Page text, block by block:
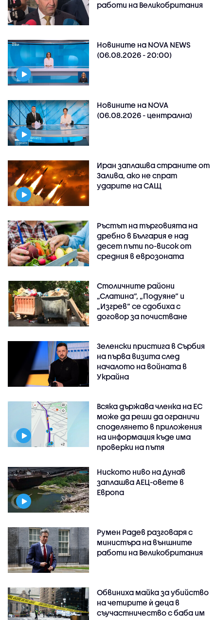
работи на Великобритания
Новините на NOVA NEWS
(06.08.2026 - 20:00)
Новините на NOVA
(06.08.2026 - централна)
Иран заплашва страните от
Залива, ако не спрат
ударите на САЩ
Ръстът на търговията на
дребно в България е над
десет пъти по-висок от
средния в еврозоната
Столичните райони
„Слатина“, „Подуяне“ и
„Изгрев“ се сдобиха с
договор за почистване
Зеленски пристига в Сърбия
на първа визита след
началото на войната в
Украйна
Всяка държава членка на ЕС
може да реши да ограничи
споделянето в приложения
на информация къде има
проверки на пътя
Ниското ниво на Дунав
заплашва АЕЦ-овете в
Европа
Румен Радев разговаря с
министъра на външните
работи на Великобритания
Обвиниха майка за убийство
на четирите ѝ деца в
съучастничество с баба им